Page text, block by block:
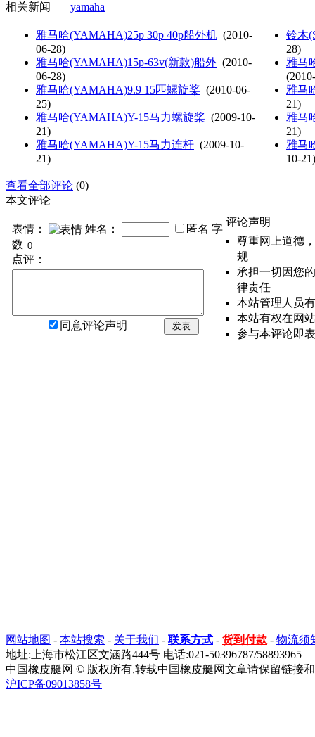
相关新闻
yamaha
雅马哈(YAMAHA)25p 30p 40p船外机 (2010-
06-28)
雅马哈(YAMAHA)15p-63v(新款)船外 (2010-
06-28)
雅马哈(YAMAHA)9.9 15匹螺旋桨 (2010-06-
25)
雅马哈(YAMAHA)Y-15马力螺旋桨 (2009-10-
21)
雅马哈(YAMAHA)Y-15马力连杆 (2009-10-
21)
铃木
28)
雅马
雅马
21)
雅马
21)
雅马
10-21)
查看全部评论 (0)
本文评论
表情： 姓名： 匿名 字
数
点评：
同意评论声明 发表
评论声明
尊重网上道德
规
承担一切因您
律责任
本站管理人员
本站有权在网
参与本评论即
网站地图 - 本站搜索 - 关于我们 - 联系方式 - 货到付款 - 物流须
地址:上海市松江区文涵路444号 电话:021-50396787/58893965
中国橡皮艇网 © 版权所有,转载中国橡皮艇网文章请保留链接
沪ICP备09013858号